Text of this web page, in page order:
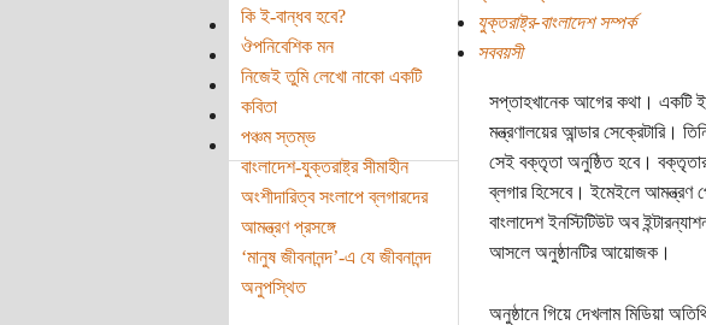
কি ই-বান্ধব হবে?
ঔপনিবেশিক মন
নিজেই তুমি লেখো নাকো একটি
কবিতা
পঞ্চম স্তম্ভ
বাংলাদেশ-যুক্তরাষ্ট্র সীমাহীন
অংশীদারিত্ব সংলাপে ব্লগারদের
আমন্ত্রণ প্রসঙ্গে
‘মানুষ জীবনানন্দ’-এ যে জীবনানন্দ
অনুপস্থিত
যুক্তরাষ্ট্র-বাংলাদেশ সম্পর্ক
সববয়সী
সপ্তাহখানেক আগের কথা। একটি
মন্ত্রণালয়ের আন্ডার সেক্রেটারি।
সেই বক্তৃতা অনুষ্ঠিত হবে। বক্তৃতার
ব্লগার হিসেবে। ইমেইলে আমন্ত্রণ
বাংলাদেশ ইনস্টিটিউট অব
আসলে অনুষ্ঠানটির আয়োজক।
অনুষ্ঠানে গিয়ে দেখলাম মিডিয়া